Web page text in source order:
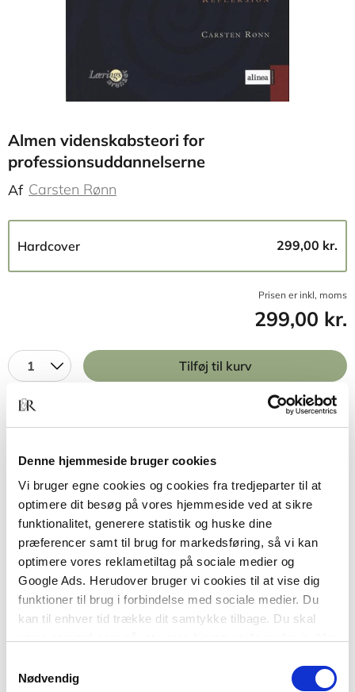
Denne hjemmeside bruger cookies
Vi bruger egne cookies og cookies fra tredjeparter til at
optimere dit besøg på vores hjemmeside ved at sikre
funktionalitet, generere statistik og huske dine
præferencer samt til brug for markedsføring, så vi kan
optimere vores reklametiltag på sociale medier og
Google Ads. Herudover bruger vi cookies til at vise dig
funktioner til brug i forbindelse med sociale medier. Du
kan til enhver tid trække dit samtykke tilbage. Du skal
tilbagetrækker et samtykke.
Nødvendig
Almen videnskabsteori for
professionsuddannelserne
Af Carsten Rønn
Hardcover 299,00 kr.
Prisen er inkl, moms
299,00 kr.
1 Tilføj til kurv
Bogen giver den studerende forudsætninger for og
kompetencer til selvstændigt at reflektere over,
kritisk vurdere og anvende filosofiske og
videnskabsteoretiske begreber, teorier og modeller
i uddannelse, fag og profession.
Almen videnskabsteori for
professionsuddannelserne:
En solid grundbog